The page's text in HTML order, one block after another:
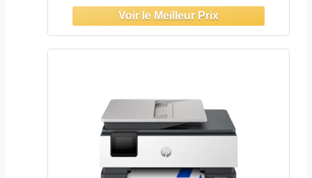
Manuel, 7,5 ppm, Wi-FI, 3 Mois
d'InstantInk Inclus, Noire